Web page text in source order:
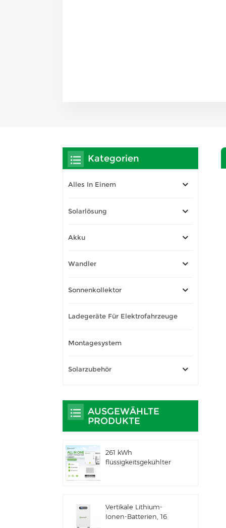
Kategorien
Alles In Einem
Solarlösung
Akku
Wandler
Sonnenkollektor
Ladegeräte Für Elektrofahrzeuge
Montagesystem
Solarzubehör
AUSGEWÄHLTE
PRODUKTE
261 kWh
flüssigkeitsgekühlter
Anwendungen IP66
ESS
Vertikale Lithium-
Ionen-Batterien, 16